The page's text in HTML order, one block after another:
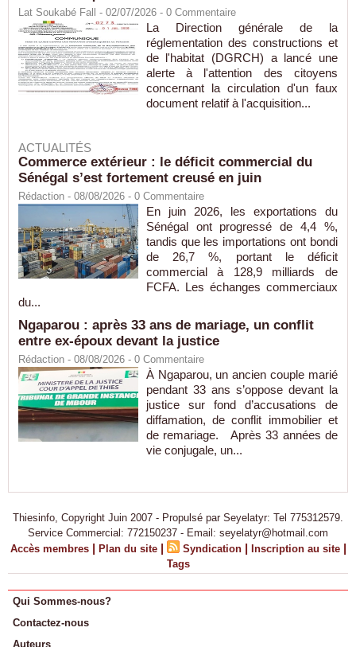
Lat Soukabé Fall - 02/07/2026 - 0 Commentaire
La Direction générale de la
réglementation des constructions et
de l'habitat (DGRCH) a lancé une
alerte à l'attention des citoyens
concernant la circulation d'un faux
document relatif à l'acquisition...
ACTUALITÉS
Commerce extérieur : le déficit commercial du
Sénégal s’est fortement creusé en juin
Rédaction - 08/08/2026 - 0 Commentaire
En juin 2026, les exportations du
Sénégal ont progressé de 4,4 %,
tandis que les importations ont bondi
de 26,7 %, portant le déficit
commercial à 128,9 milliards de
FCFA. Les échanges commerciaux
du...
Ngaparou : après 33 ans de mariage, un conflit
entre ex-époux devant la justice
Rédaction - 08/08/2026 - 0 Commentaire
À Ngaparou, un ancien couple marié
pendant 33 ans s’oppose devant la
justice sur fond d’accusations de
diffamation, de conflit immobilier et
de remariage. Après 33 années de
vie conjugale, un...
Thiesinfo, Copyright Juin 2007 - Propulsé par Seyelatyr: Tel 775312579.
Service Commercial: 772150237 - Email: seyelatyr@hotmail.com
Accès membres | Plan du site | Syndication | Inscription au site |
Tags
Qui Sommes-nous?
Contactez-nous
Auteurs